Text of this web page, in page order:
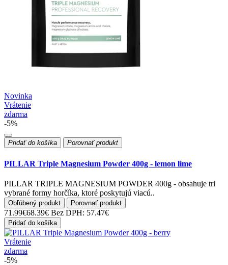
Novinka
Vrátenie
zdarma
-5%
Pridať do košíka Porovnať produkt
PILLAR Triple Magnesium Powder 400g - lemon lime
PILLAR TRIPLE MAGNESIUM POWDER 400g - obsahuje tri
vybrané formy horčíka, ktoré poskytujú viacú..
Obľúbený produkt Porovnať produkt
71.99€68.39€ Bez DPH: 57.47€
Pridať do košíka
Vrátenie
zdarma
-5%